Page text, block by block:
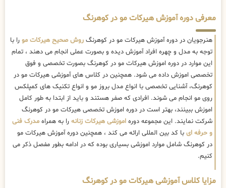
معرفی دوره آموزش هیرکات مو در کوهرنگ
هنرجویان در دوره آموزش هیرکات مو در کوهرنگ روش صحیح هیرکات مو را با
توجه به مدل و چهره افراد آموزش دیده و بصورت عملی انجام می دهند ، تمام
این موارد در دوره اموزش هیرکات مو در کوهرنگ بصورت تخصصی و فوق
تخصصی اموزش داده می شود. همچنین در کلاس های آموزشی هیرکات مو در
کوهرنگ، آشنایی تخصصی با انواع مدل بروز مو و انواع تکنیک های کمپلکس
روی مو انجام می شوند. افرادی که صفر هستند و باید از ابتدا به طور کامل
اموزش ببینند، بهتر است در دوره اموزش تخصصی هیرکات مو در کوهرنگ
شرکت نمایند. این مجموعه دوره اموزشی هیرکات زنانه را به همراه مدرک فنی
و حرفه ای با کد بین المللی ارائه می کند ، همچنین دوره آموزش هیرکات مو
در کوهرنگ شامل موارد اموزشی بسیاری بوده که در ادامه بطور مفصل ذکر می
کنیم.
مزایا کلاس آموزشی هیرکات مو در کوهرنگ